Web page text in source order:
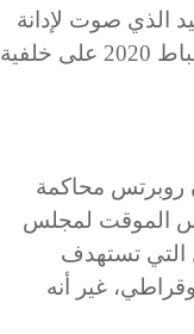
الذي صوت لإدانة
ترمب خلال محاكمته ضمن آلية العزل الأولى في شباط 2020 على خلفية
روبرتس محاكمة
الموقت لمجلس
التي تستهدف
غير أنه